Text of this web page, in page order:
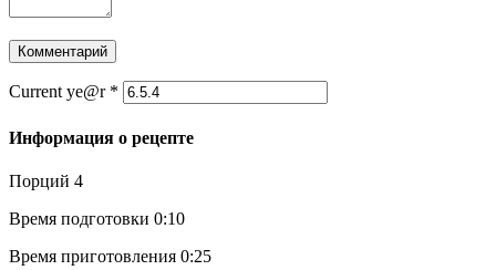
Current ye@r *
Информация о рецепте
Порций 4
Время подготовки 0:10
Время приготовления 0:25